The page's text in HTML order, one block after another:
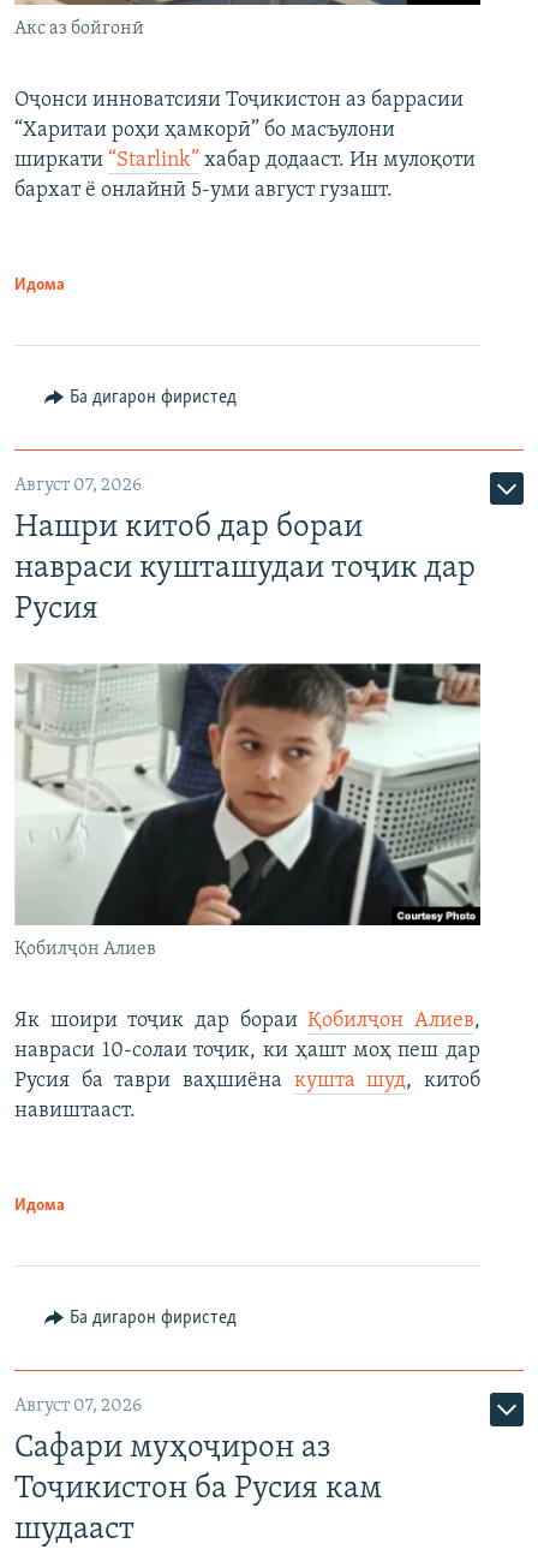
Акс аз бойгонӣ
Оҷонси инноватсияи Тоҷикистон аз баррасии
“Харитаи роҳи ҳамкорӣ” бо масъулони
ширкати “Starlink” хабар додааст. Ин мулоқоти
бархат ё онлайнӣ 5-уми август гузашт.
Идома
Ба дигарон фиристед
Август 07, 2026
Нашри китоб дар бораи
навраси кушташудаи тоҷик дар
Русия
Қобилҷон Алиев
Як шоири тоҷик дар бораиҚобилҷон Алиев,
навраси 10-солаи тоҷик, ки ҳашт моҳ пеш дар
Русия ба таври ваҳшиёна кушта шуд, китоб
навиштааст.
Идома
Ба дигарон фиристед
Август 07, 2026
Сафари муҳоҷирон аз
Тоҷикистон ба Русия кам
шудааст